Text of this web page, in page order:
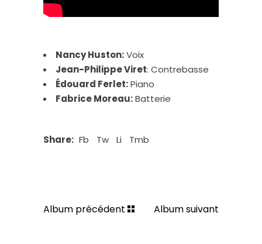
Nancy Huston:Voix
Jean-Philippe Viret: Contrebasse
Édouard Ferlet:Piano
Fabrice Moreau:Batterie
Share: Fb Tw Li Tmb
Album précédent Album suivant